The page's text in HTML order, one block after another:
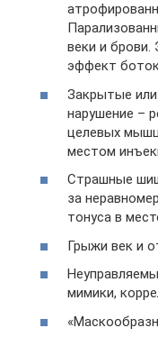
веки и брови.
эффект
Закрытые
нарушение –
целевых
местом
Страшные
за
тонуса в
Грыжи век и
мимики,